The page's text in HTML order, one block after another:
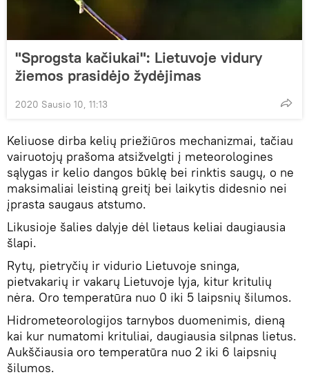
"Sprogsta kačiukai": Lietuvoje vidury
žiemos prasidėjo žydėjimas
2020 Sausio 10, 11:13
Keliuose dirba kelių priežiūros mechanizmai, tačiau
vairuotojų prašoma atsižvelgti į meteorologines
sąlygas ir kelio dangos būklę bei rinktis saugų, o ne
maksimaliai leistiną greitį bei laikytis didesnio nei
įprasta saugaus atstumo.
Likusioje šalies dalyje dėl lietaus keliai daugiausia
šlapi.
Rytų, pietryčių ir vidurio Lietuvoje sninga,
pietvakarių ir vakarų Lietuvoje lyja, kitur kritulių
nėra. Oro temperatūra nuo 0 iki 5 laipsnių šilumos.
Hidrometeorologijos tarnybos duomenimis, dieną
kai kur numatomi krituliai, daugiausia silpnas lietus.
Aukščiausia oro temperatūra nuo 2 iki 6 laipsnių
šilumos.